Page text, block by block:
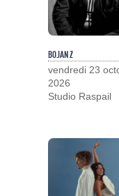
BOJAN Z
vendredi 23
2026
Studio Raspail